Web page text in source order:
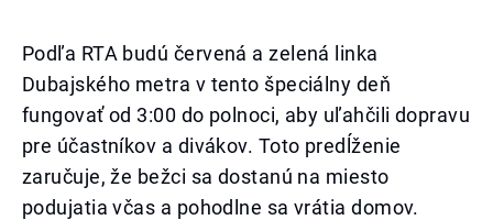
Podľa RTA budú červená a zelená linka
Dubajského metra v tento špeciálny deň
fungovať od 3:00 do polnoci, aby uľahčili dopravu
pre účastníkov a divákov. Toto predĺženie
zaručuje, že bežci sa dostanú na miesto
podujatia včas a pohodlne sa vrátia domov.